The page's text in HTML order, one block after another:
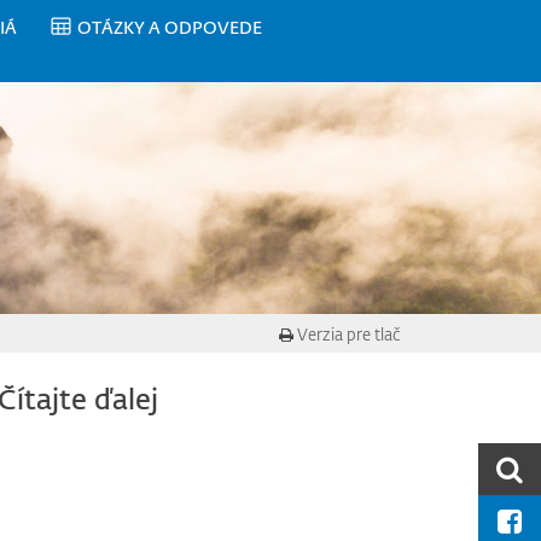
OTÁZKY A ODPOVEDE
Verzia pre tlač
ďalej